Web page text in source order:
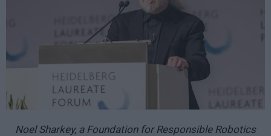
Noel Sharkey, a Foundation for Responsible Robotics